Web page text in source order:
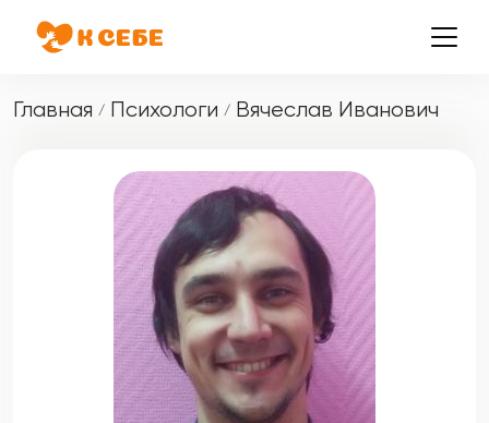
Главная / Психологи / Вячеслав Иванович